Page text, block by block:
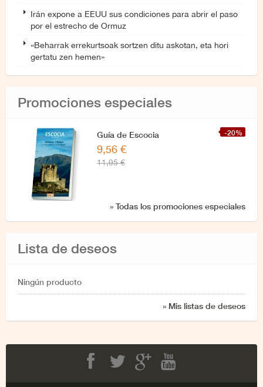
Irán expone a EEUU sus condiciones para abrir el paso
por el estrecho de Ormuz
«Beharrak errekurtsoak sortzen ditu askotan, eta hori
gertatu zen hemen»
Promociones especiales
-20%
Guía de Escocia
9,56 €
11,95 €
» Todas los promociones especiales
Lista de deseos
Ningún producto
» Mis listas de deseos